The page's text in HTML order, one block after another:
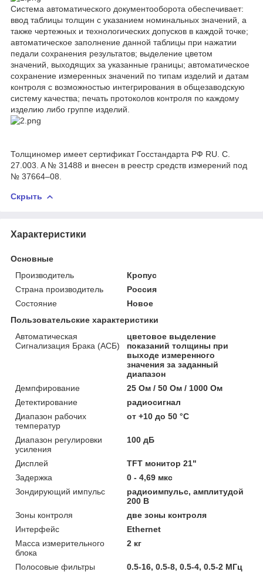
Система автоматического документооборота обеспечивает:
ввод таблицы толщин с указанием номинальных значений, а
также чертежных и технологических допусков в каждой точке;
автоматическое заполнение данной таблицы при нажатии
педали сохранения результатов; выделение цветом
значений, выходящих за указанные границы; автоматическое
сохранение измеренных значений по типам изделий и датам
контроля с возможностью интегрирования в общезаводскую
систему качества; печать протоколов контроля по каждому
изделию либо группе изделий.
Толщиномер имеет сертификат Госстандарта РФ RU. C.
27.003. A № 31488 и внесен в реестр средств измерений под
№ 37664–08.
Скрыть
Характеристики
Основные
Производитель
Кропус
Страна производитель
Россия
Состояние
Новое
Пользовательские характеристики
Автоматическая
Сигнализация Брака (АСБ)
цветовое выделение
показаний толщины при
выходе измеренного
значения за заданный
диапазон
Демпфирование
25 Ом / 50 Ом / 1000 Ом
Детектирование
радиосигнал
Диапазон рабочих
температур
от +10 до 50 °C
Диапазон регулировки
усиления
100 дБ
Дисплей
TFT монитор 21"
Задержка
0 - 4,69 мкс
Зондирующий импульс
радиоимпульс, амплитудой
200 В
Зоны контроля
две зоны контроля
Интерфейс
Ethernet
Масса измерительного
блока
2 кг
Полосовые фильтры
0.5-16, 0.5-8, 0.5-4, 0.5-2 МГц